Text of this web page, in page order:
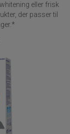
eller frisk
der passer til